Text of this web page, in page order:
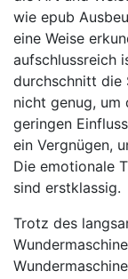
wie epub
eine Weise
aufschlussreich
durchschnitt die
nicht genug, um
geringen
ein Vergnügen,
Die emotionale
sind erstklassig.
Trotz des